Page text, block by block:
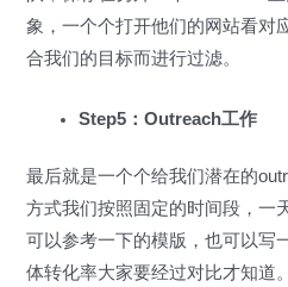
象，一个个打开他们的网站看对
合我们的目标而进行过滤。
Step5：Outreach工作
最后就是一个个给我们潜在的
方式我们按照固定的时间段，一
可以参考一下的模版，也可以写
体转化率大家要经过对比才知道。